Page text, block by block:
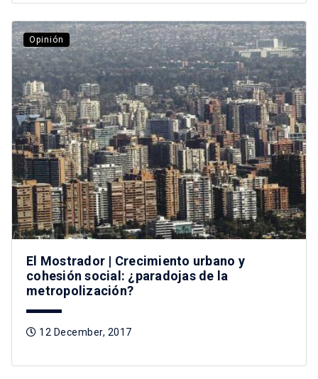
Opinión
El Mostrador | Crecimiento urbano y
cohesión social: ¿paradojas de la
metropolización?
12 December, 2017